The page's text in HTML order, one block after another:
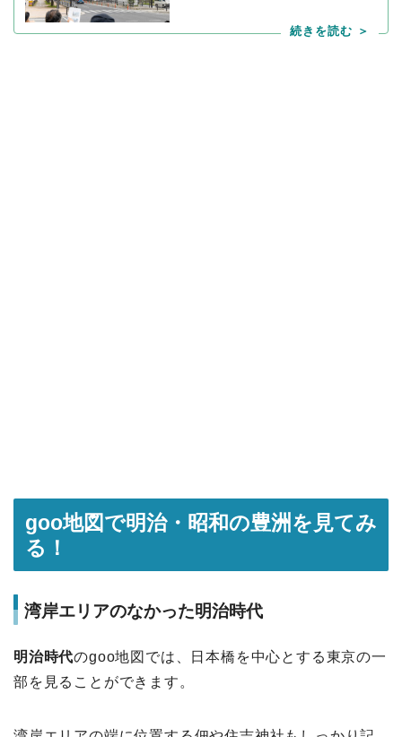
goo地図で明治・昭和の豊洲を見てみ
る！
湾岸エリアのなかった明治時代
明治時代のgoo地図では、日本橋を中心とする東京の一
部を見ることができます。